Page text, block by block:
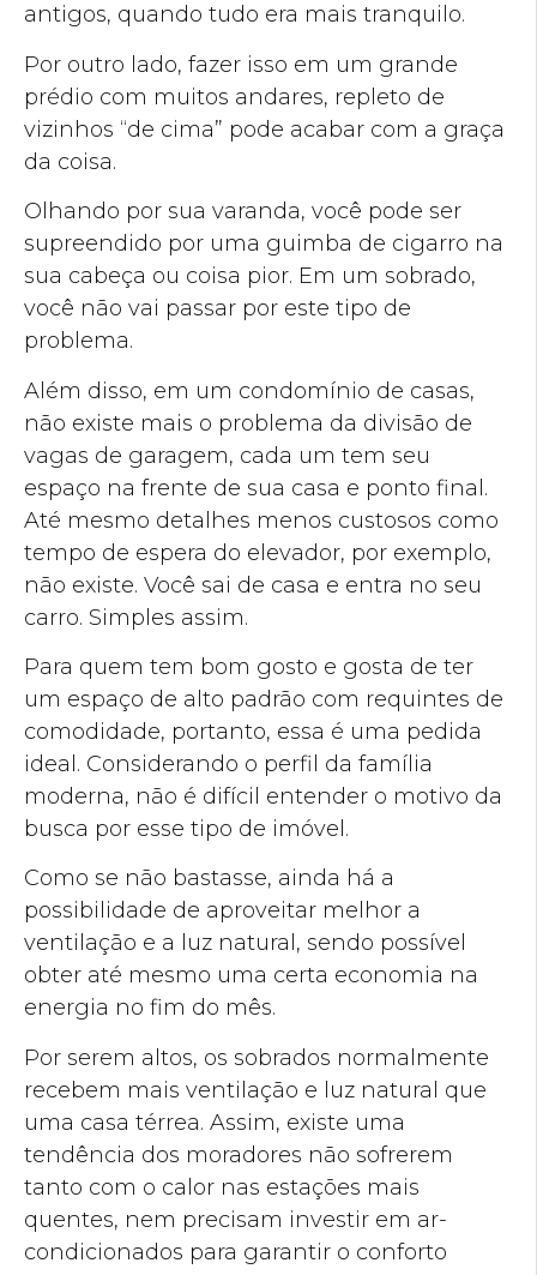
antigos, quando tudo era mais tranquilo.
Por outro lado, fazer isso em um grande
prédio com muitos andares, repleto de
vizinhos “de cima” pode acabar com a graça
da coisa.
Olhando por sua varanda, você pode ser
supreendido por uma guimba de cigarro na
sua cabeça ou coisa pior. Em um sobrado,
você não vai passar por este tipo de
problema.
Além disso, em um condomínio de casas,
não existe mais o problema da divisão de
vagas de garagem, cada um tem seu
espaço na frente de sua casa e ponto final.
Até mesmo detalhes menos custosos como
tempo de espera do elevador, por exemplo,
não existe. Você sai de casa e entra no seu
carro. Simples assim.
Para quem tem bom gosto e gosta de ter
um espaço de alto padrão com requintes de
comodidade, portanto, essa é uma pedida
ideal. Considerando o perfil da família
moderna, não é difícil entender o motivo da
busca por esse tipo de imóvel.
Como se não bastasse, ainda há a
possibilidade de aproveitar melhor a
ventilação e a luz natural, sendo possível
obter até mesmo uma certa economia na
energia no fim do mês.
Por serem altos, os sobrados normalmente
recebem mais ventilação e luz natural que
uma casa térrea. Assim, existe uma
tendência dos moradores não sofrerem
tanto com o calor nas estações mais
quentes, nem precisam investir em ar-
condicionados para garantir o conforto